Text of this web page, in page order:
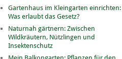
Gartenhaus im Kleingarten einrichten:
Was erlaubt das Gesetz?
Naturnah gärtnern: Zwischen
Wildkräutern, Nützlingen und
Insektenschutz